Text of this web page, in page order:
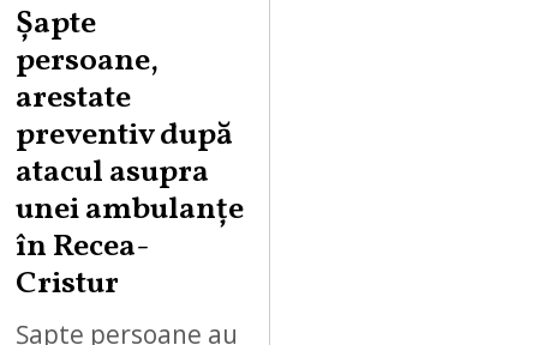
Șapte
persoane,
arestate
preventiv după
atacul asupra
unei ambulanțe
în Recea-
Cristur
Șapte persoane au